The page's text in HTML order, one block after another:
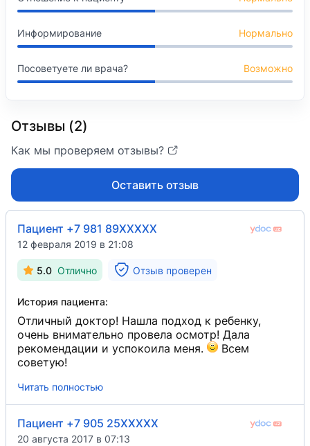
Информирование Нормально
Посоветуете ли врача? Возможно
Отзывы (2)
Как мы проверяем отзывы?
Оставить отзыв
Пациент +7 981 89XXXXX
12 февраля 2019 в 21:08
5.0 Отлично Отзыв проверен
История пациента:
Отличный доктор! Нашла подход к ребенку,
очень внимательно провела осмотр! Дала
рекомендации и успокоила меня.
Всем
советую!
Читать полностью
Пациент +7 905 25XXXXX
20 августа 2017 в 07:13